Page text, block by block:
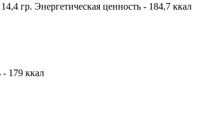
гр. Энергетическая ценность - 184,7 ккал
- 179 ккал